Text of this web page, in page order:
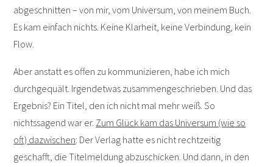
abgeschnitten – von mir, vom Universum, von meinem Buch.
Es kam einfach nichts. Keine Klarheit, keine Verbindung, kein
Flow.
Aber anstatt es offen zu kommunizieren, habe ich mich
durchgequält. Irgendetwas zusammengeschrieben. Und das
Ergebnis? Ein Titel, den ich nicht mal mehr weiß. So
nichtssagend war er. Zum Glück kam das Universum (wie so
oft) dazwischen: Der Verlag hatte es nicht rechtzeitig
geschafft, die Titelmeldung abzuschicken. Und dann, in den